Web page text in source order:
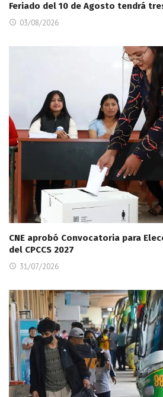
Feriado del 10 de Agosto tendrá
03/08/2026
CNE aprobó Convocatoria para
del CPCCS 2027
31/07/2026